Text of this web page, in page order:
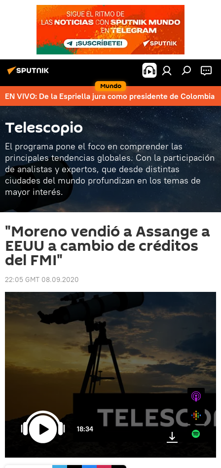
Mundo
EN VIVO: De la Espriella jura como presidente de Colombia
Telescopio
El programa pone el foco en comprender las
principales tendencias globales. Con la participación
de analistas y expertos, que desde distintas
ciudades del mundo profundizan en los temas de
mayor interés.
"Moreno vendió a Assange a
EEUU a cambio de créditos
del FMI"
22:05 GMT 08.09.2020
18:34
iTunes
Google
Spotify